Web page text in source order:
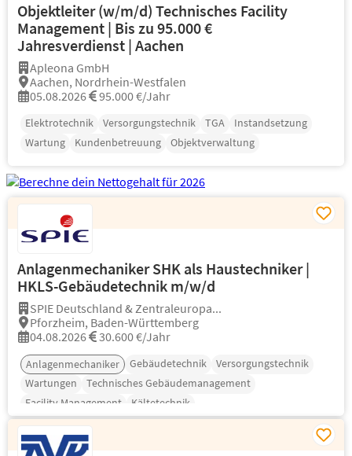
Objektleiter (w/m/d) Technisches Facility
Management | Bis zu 95.000 €
Jahresverdienst | Aachen
Apleona GmbH
Aachen, Nordrhein-Westfalen
05.08.2026
95.000 €/Jahr
Elektrotechnik Versorgungstechnik TGA
Instandsetzung
Wartung
Kundenbetreuung Objektverwaltung
Anlagenmechaniker SHK als Haustechniker |
HKLS-Gebäudetechnik m/w/d
SPIE Deutschland & Zentraleuropa...
Pforzheim, Baden-Württemberg
04.08.2026
30.600 €/Jahr
Anlagenmechaniker Gebäudetechnik
Versorgungstechnik
Wartungen
Technisches Gebäudemanagement
Facility Management
Kältetechnik